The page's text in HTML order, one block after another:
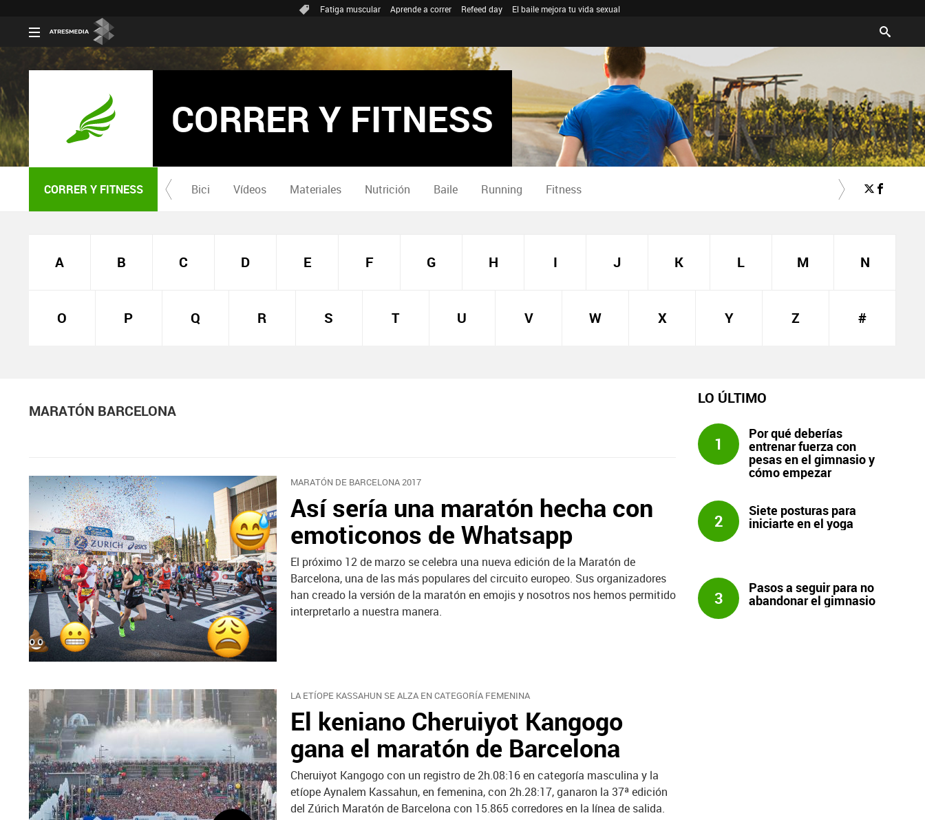
Fatiga muscular Aprende a correr Refeed day El baile mejora tu vida sexual
CORRER Y FITNESS
CORRER Y FITNESS Bici Vídeos Materiales Nutrición Baile Running Fitness
A B C D E F G H I J K L M N
O P Q R S T U V W X Y Z #
MARATÓN BARCELONA
MARATÓN DE BARCELONA 2017
Así sería una maratón hecha con
emoticonos de Whatsapp
El próximo 12 de marzo se celebra una nueva edición de la Maratón de
Barcelona, una de las más populares del circuito europeo. Sus organizadores
han creado la versión de la maratón en emojis y nosotros nos hemos permitido
interpretarlo a nuestra manera.
LA ETÍOPE KASSAHUN SE ALZA EN CATEGORÍA FEMENINA
El keniano Cheruiyot Kangogo
gana el maratón de Barcelona
Cheruiyot Kangogo con un registro de 2h.08:16 en categoría masculina y la
etíope Aynalem Kassahun, en femenina, con 2h.28:17, ganaron la 37ª edición
del Zúrich Maratón de Barcelona con 15.865 corredores en la línea de salida.
LO ÚLTIMO
1
Por qué deberías
entrenar fuerza con
pesas en el gimnasio y
cómo empezar
2
Siete posturas para
iniciarte en el yoga
3
Pasos a seguir para no
abandonar el gimnasio